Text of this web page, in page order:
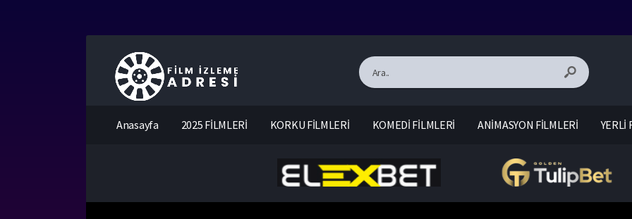
Anasayfa 2025 FİLMLERİ KORKU FİLMLERİ KOMEDİ FİLMLERİ ANİMASYON FİLMLERİ YERLİ